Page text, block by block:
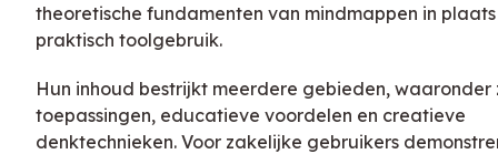
theoretische fundamenten van mindmappen in
praktisch toolgebruik.
Hun inhoud bestrijkt meerdere gebieden, waaronder
toepassingen, educatieve voordelen en creatieve
denktechnieken. Voor zakelijke gebruikers